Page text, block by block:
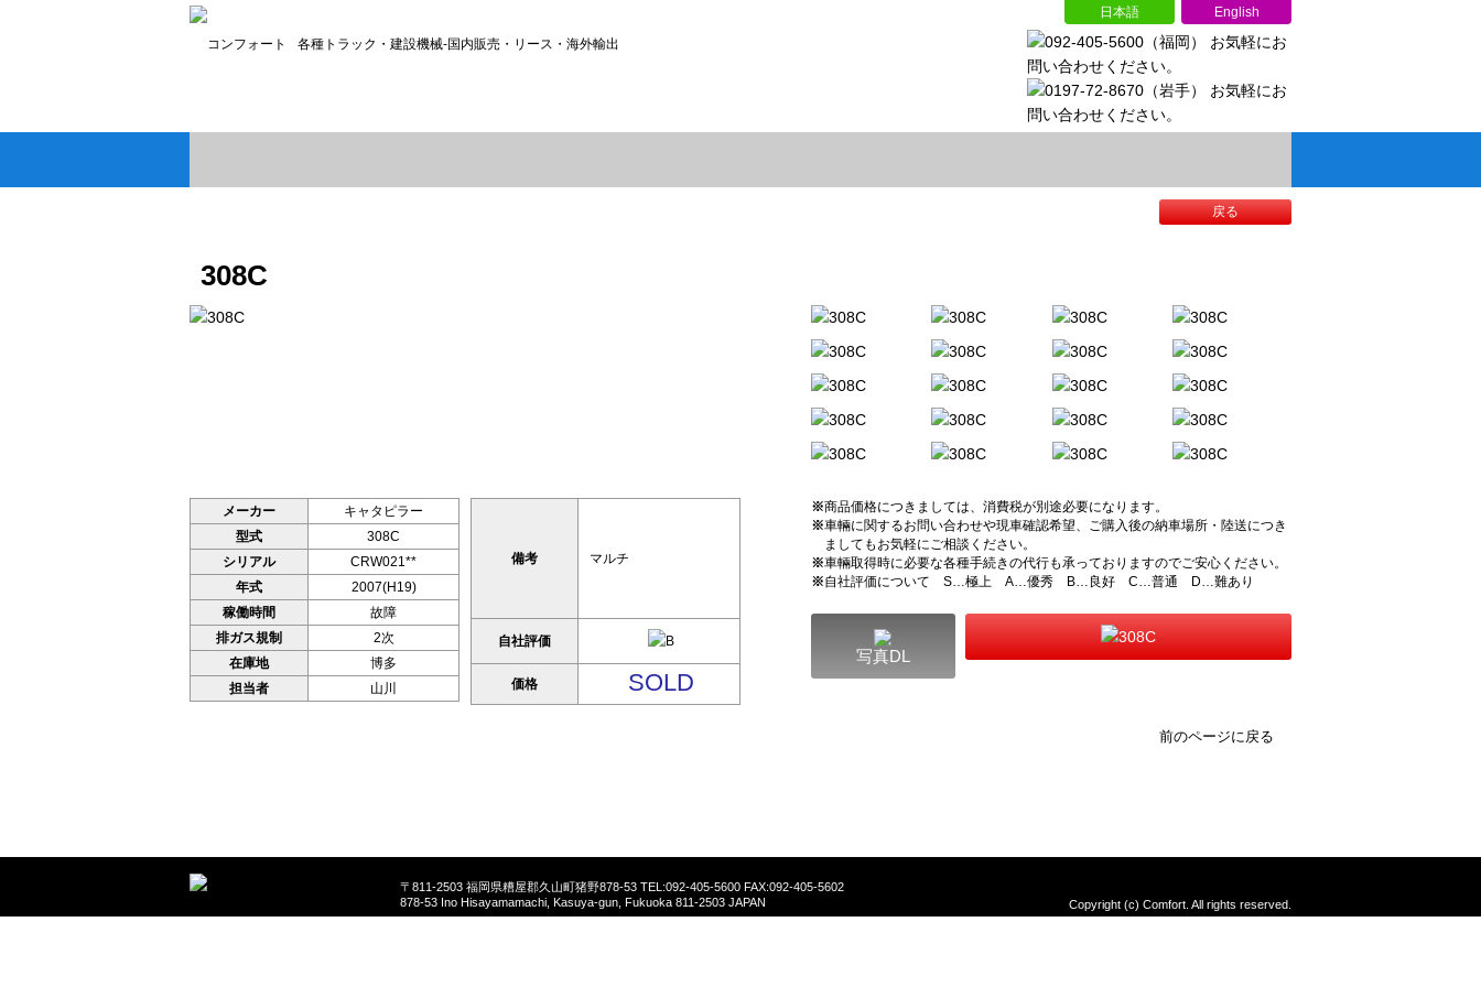
各種トラック・建設機械-国内販売・リース・海外輸出
English
日本語
戻る
308C
メーカー
キャタピラー
型式
308C
シリアル
CRW021**
年式
2007(H19)
稼働時間
故障
排ガス規制
2次
在庫地
博多
担当者
山川
備考 マルチ
自社評価
価格 SOLD
※商品価格につきましては、消費税が別途必要になります。
※車輛に関するお問い合わせや現車確認希望、ご購入後の納車場所・陸送につき
ましてもお気軽にご相談ください。
※車輛取得時に必要な各種手続きの代行も承っておりますのでご安心ください。
※自社評価について S…極上 A…優秀 B…良好 C…普通 D…難あり
写真DL
前のページに戻る
〒811-2503 福岡県糟屋郡久山町猪野878-53 TEL:092-405-5600 FAX:092-405-5602
878-53 Ino Hisayamamachi, Kasuya-gun, Fukuoka 811-2503 JAPAN
Copyright (c) Comfort. All rights reserved.